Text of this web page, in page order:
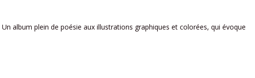
album plein de poésie aux illustrations graphiques et colorées, qui évoque